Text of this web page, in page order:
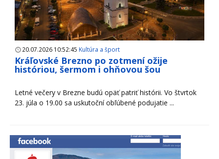
20.07.2026 10:52:45 Kultúra a šport
Kráľovské Brezno po zotmení ožije
históriou, šermom i ohňovou šou
Letné večery v Brezne budú opäť patriť histórii. Vo štvrtok
23. júla o 19.00 sa uskutoční obľúbené podujatie ...